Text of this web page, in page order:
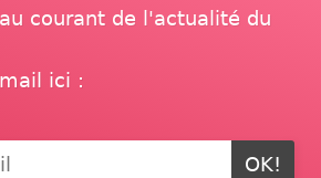
courant de l'actualité du
ici :
OK!